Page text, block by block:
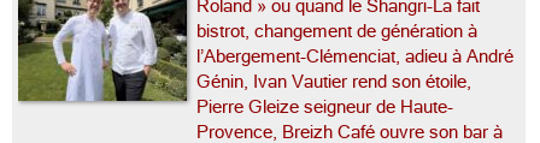
Roland » ou quand le Shangri-La fait
bistrot, changement de génération à
l’Abergement-Clémenciat, adieu à André
Génin, Ivan Vautier rend son étoile,
Pierre Gleize seigneur de Haute-
Provence, Breizh Café ouvre son bar à